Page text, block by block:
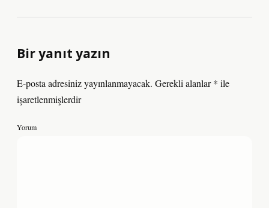
Bir yanıt yazın
E-posta adresiniz yayınlanmayacak. Gerekli alanlar* ile
işaretlenmişlerdir
Yorum